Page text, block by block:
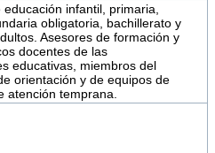
infantil, primaria,
obligatoria, bachillerato y
Asesores de formación y
docentes de las
educativas, miembros del
orientación y de equipos de
atención temprana.